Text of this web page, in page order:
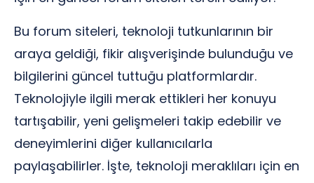
Bu forum siteleri, teknoloji tutkunlarının bir
araya geldiği, fikir alışverişinde bulunduğu ve
bilgilerini güncel tuttuğu platformlardır.
Teknolojiyle ilgili merak ettikleri her konuyu
tartışabilir, yeni gelişmeleri takip edebilir ve
deneyimlerini diğer kullanıcılarla
paylaşabilirler. İşte, teknoloji meraklıları için en